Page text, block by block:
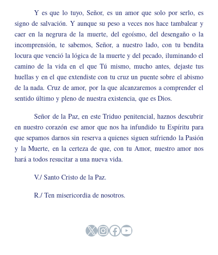
Y es que lo tuyo, Señor, es un amor que solo por serlo, es
signo de salvación. Y aunque su peso a veces nos hace tambalear y
caer en la negrura de la muerte, del egoísmo, del desengaño o la
incomprensión, te sabemos, Señor, a nuestro lado, con tu bendita
locura que venció la lógica de la muerte y del pecado, iluminando el
camino de la vida en el que Tú mismo, mucho antes, dejaste tus
huellas y en el que extendiste con tu cruz un puente sobre el abismo
de la nada. Cruz de amor, por la que alcanzaremos a comprender el
sentido último y pleno de nuestra existencia, que es Dios.
Señor de la Paz, en este Triduo penitencial, haznos descubrir
en nuestro corazón ese amor que nos ha infundido tu Espíritu para
que sepamos darnos sin reserva a quienes siguen sufriendo la Pasión
y la Muerte, en la certeza de que, con tu Amor, nuestro amor nos
hará a todos resucitar a una nueva vida.
V./ Santo Cristo de la Paz.
R./ Ten misericordia de nosotros.
X Instagram
Facebook
YouTube